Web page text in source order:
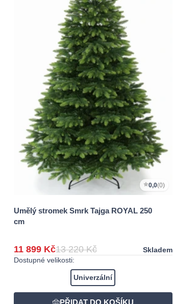
0,0(0)
Umělý stromek Smrk Tajga ROYAL 250
cm
11 899 Kč13 220 Kč
Skladem
Dostupné velikosti:
Univerzální